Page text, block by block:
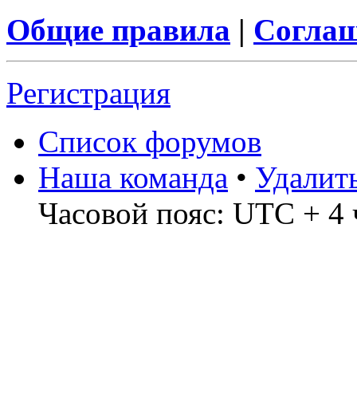
Общие правила |
Регистрация
Список форумов
Наша команда •
Часовой пояс: UTC + 4